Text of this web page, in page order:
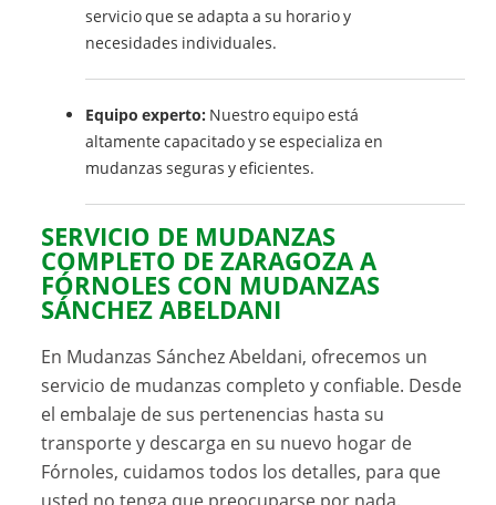
servicio que se adapta a su horario y
necesidades individuales.
Equipo experto: Nuestro equipo está
altamente capacitado y se especializa en
mudanzas seguras y eficientes.
SERVICIO DE MUDANZAS
COMPLETO DE ZARAGOZA A
FÓRNOLES CON MUDANZAS
SÁNCHEZ ABELDANI
En Mudanzas Sánchez Abeldani, ofrecemos un
servicio de mudanzas completo y confiable. Desde
el embalaje de sus pertenencias hasta su
transporte y descarga en su nuevo hogar de
Fórnoles, cuidamos todos los detalles, para que